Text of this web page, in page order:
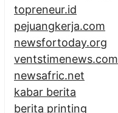
topreneur.id
pejuangkerja.com
newsfortoday.org
ventstimenews.com
newsafric.net
kabar berita
berita printing